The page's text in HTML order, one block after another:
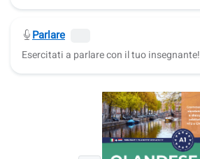
Parlare
Esercitati a parlare con il tuo insegnante!